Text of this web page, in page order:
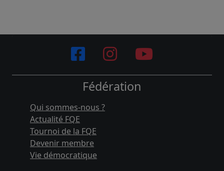
Fédération
Qui sommes-nous ?
Actualité FQE
Tournoi de la FQE
Devenir membre
Vie démocratique